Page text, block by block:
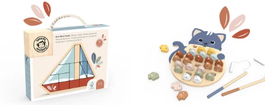
Dodajte
na listu
želja
Dodajte
na listu
želja